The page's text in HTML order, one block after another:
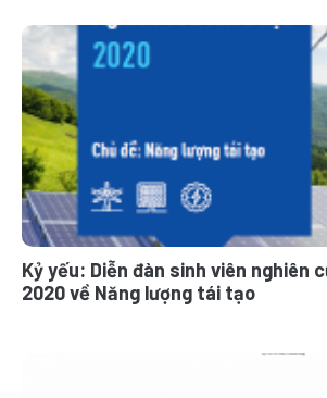
Kỷ yếu: Diễn đàn sinh viên nghiên
2020 về Năng lượng tái tạo